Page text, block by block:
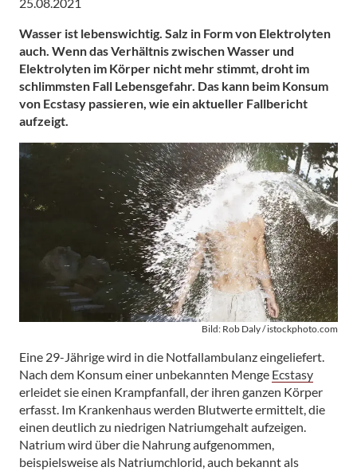
Wasser ist lebenswichtig. Salz in Form von Elektrolyten
auch. Wenn das Verhältnis zwischen Wasser und
Elektrolyten im Körper nicht mehr stimmt, droht im
schlimmsten Fall Lebensgefahr. Das kann beim Konsum
von Ecstasy passieren, wie ein aktueller Fallbericht
aufzeigt.
Bild: Rob Daly / istockphoto.com
Eine 29-Jährige wird in die Notfallambulanz eingeliefert.
Nach dem Konsum einer unbekannten Menge Ecstasy
erleidet sie einen Krampfanfall, der ihren ganzen Körper
erfasst. Im Krankenhaus werden Blutwerte ermittelt, die
einen deutlich zu niedrigen Natriumgehalt aufzeigen.
Natrium wird über die Nahrung aufgenommen,
beispielsweise als Natriumchlorid, auch bekannt als